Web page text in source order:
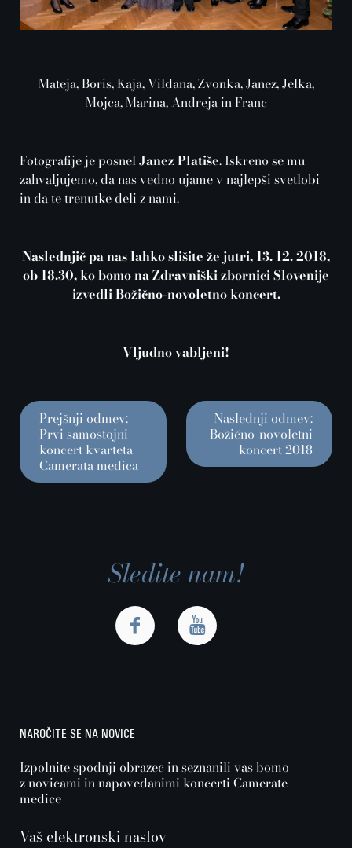
Mateja, Boris, Kaja, Vildana, Zvonka, Janez, Jelka,
Mojca, Marina, Andreja in Franc
Fotografije je posnelJanez Platiše. Iskreno se mu
zahvaljujemo, da nas vedno ujame v najlepši svetlobi
in da te trenutke deli z nami.
Naslednjič pa nas lahko slišite že jutri, 13. 12. 2018,
ob 18.30, ko bomo na Zdravniški zbornici Slovenije
izvedli Božično-novoletno koncert.
Vljudno vabljeni!
Prejšnji odmev:
Prvi samostojni
koncert kvarteta
Camerata medica
Naslednji odmev:
Božično-novoletni
koncert 2018
Sledite nam!
NAROČITE SE NA NOVICE
Izpolnite spodnji obrazec in seznanili vas bomo
z novicami in napovedanimi koncerti Camerate
medice
Vaš elektronski naslov